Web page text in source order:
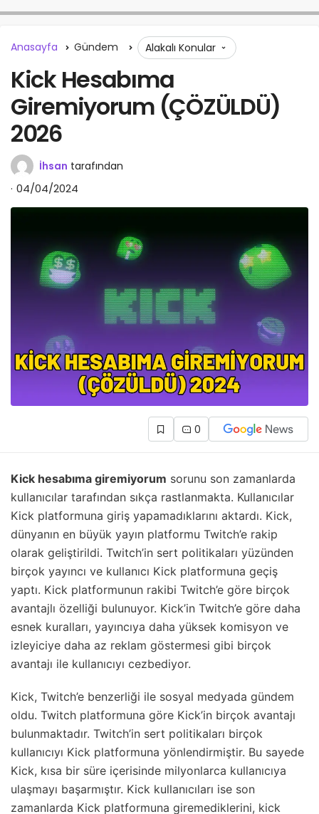
Anasayfa Gündem Alakalı Konular
Kick Hesabıma
Giremiyorum (ÇÖZÜLDÜ)
2026
İhsan tarafından
04/04/2024
0
Kick hesabıma giremiyorum sorunu son zamanlarda
kullanıcılar tarafından sıkça rastlanmakta. Kullanıcılar
Kick platformuna giriş yapamadıklarını aktardı. Kick,
dünyanın en büyük yayın platformu Twitch’e rakip
olarak geliştirildi. Twitch’in sert politikaları yüzünden
birçok yayıncı ve kullanıcı Kick platformuna geçiş
yaptı. Kick platformunun rakibi Twitch’e göre birçok
avantajlı özelliği bulunuyor. Kick’in Twitch’e göre daha
esnek kuralları, yayıncıya daha yüksek komisyon ve
izleyiciye daha az reklam göstermesi gibi birçok
avantajı ile kullanıcıyı cezbediyor.
Kick, Twitch’e benzerliği ile sosyal medyada gündem
oldu. Twitch platformuna göre Kick’in birçok avantajı
bulunmaktadır. Twitch’in sert politikaları birçok
kullanıcıyı Kick platformuna yönlendirmiştir. Bu sayede
Kick, kısa bir süre içerisinde milyonlarca kullanıcıya
ulaşmayı başarmıştır. Kick kullanıcıları ise son
zamanlarda Kick platformuna giremediklerini, kick